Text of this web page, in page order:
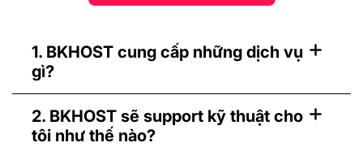
1. BKHOST cung cấp những dịch vụ
gì?
2. BKHOST sẽ support kỹ thuật cho
tôi như thế nào?